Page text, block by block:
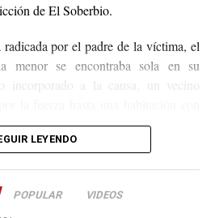
de El Soberbio.
por el padre de la víctima, el
menor se encontraba sola en su
incorporado a la causa, un vecino
la niña logró escapar. Antes de
laamenazó de muerte
el Juzgado de Instrucción Tres de
LEYENDO
POPULAR VIDEOS